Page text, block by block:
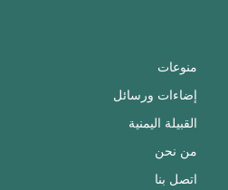
منوعات
إضاءات ورسائل
القبيلة اليمنية
من نحن
اتصل بنا